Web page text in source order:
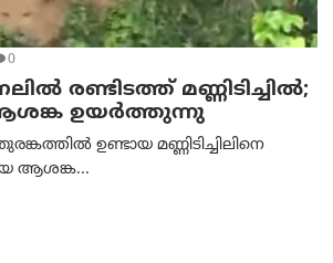
0
രണ്ടിടത്ത് മണ്ണിടിച്ചിൽ;
ഉയർത്തുന്നു
ഉണ്ടായ മണ്ണിടിച്ചിലിനെ
ആശങ്ക...